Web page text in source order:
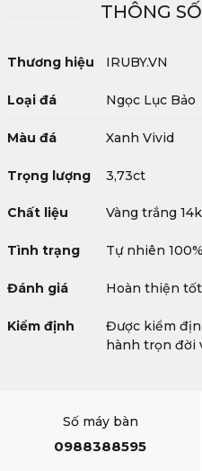
THÔNG
Thương hiệu IRUBY.VN
Loại đá Ngọc Lục Bảo
Màu đá Xanh Vivid
Trọng lượng 3,73ct
Chất liệu Vàng trắng 14k
Tình trạng Tự nhiên 100%
Đánh giá Hoàn thiện
Kiểm định
Được kiểm
hành trọn đời
Số máy bàn
0988388595